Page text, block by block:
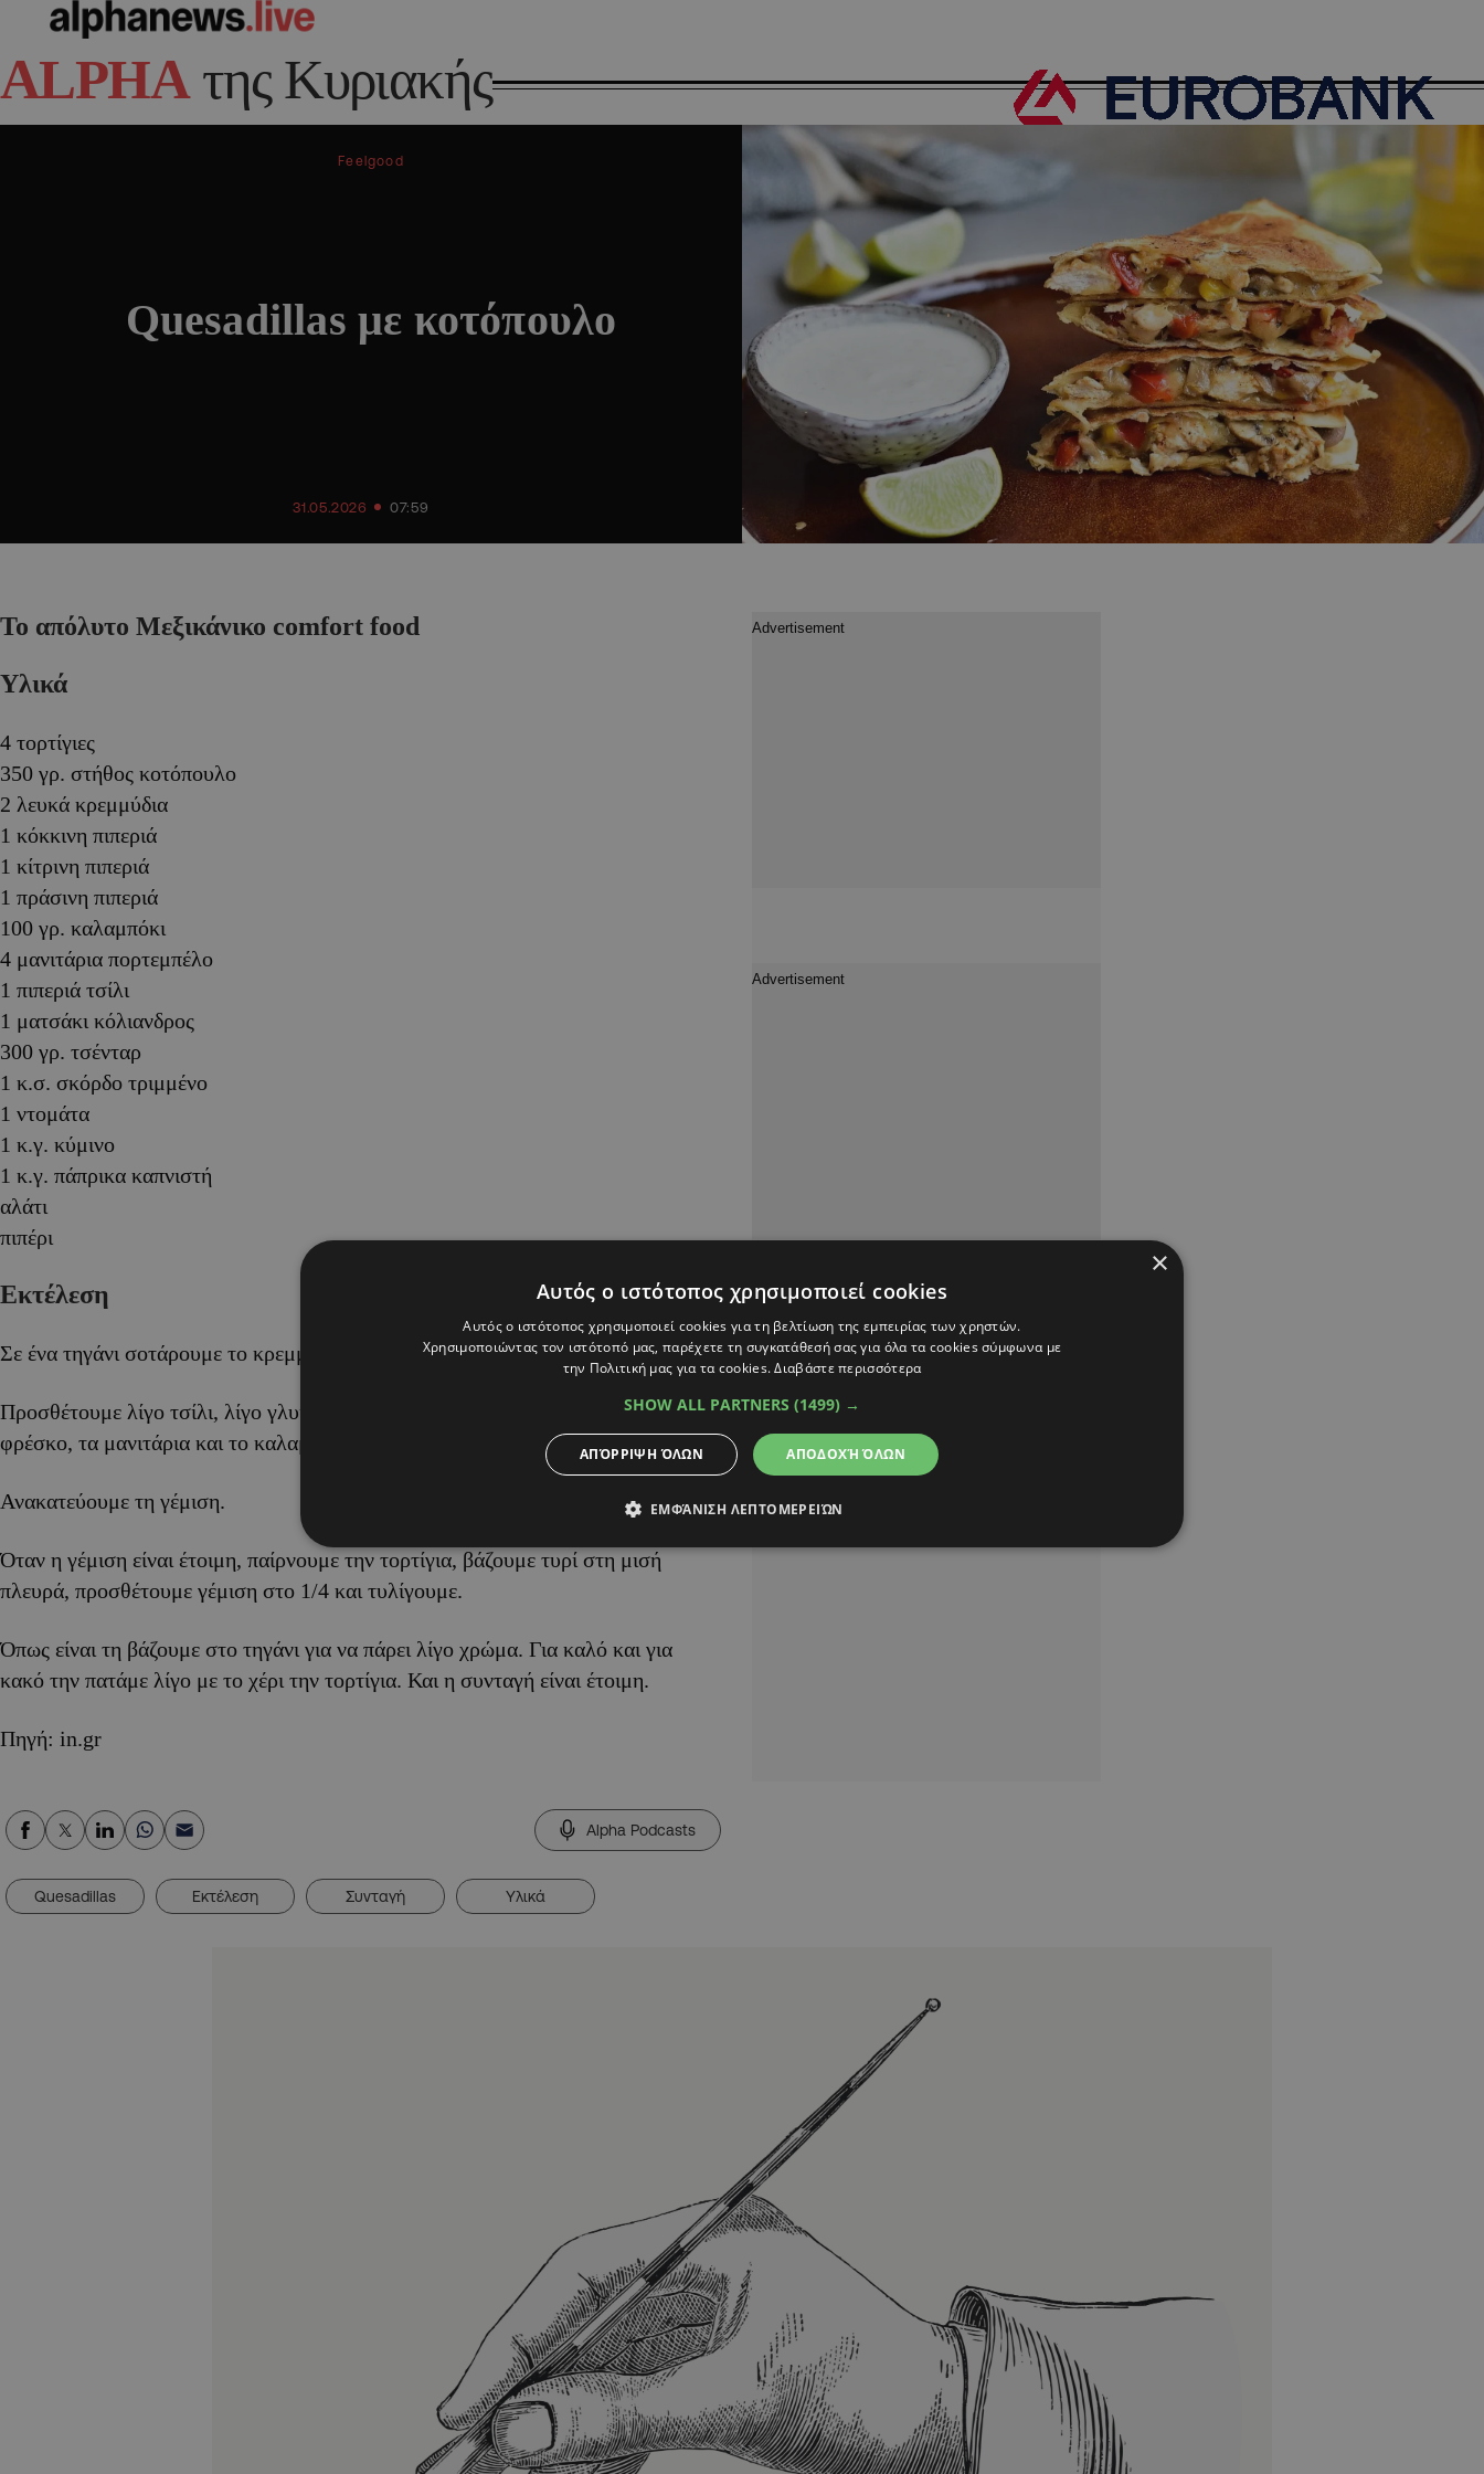
ALPHAτης Κυριακής
Feelgood
Quesadillas με κοτόπουλο
31.05.2026 07:59
Το απόλυτο Μεξικάνικο comfort food
Υλικά
4 τορτίγιες
350 γρ. στήθος κοτόπουλο
2 λευκά κρεμμύδια
1 κόκκινη πιπεριά
1 κίτρινη πιπεριά
1 πράσινη πιπεριά
100 γρ. καλαμπόκι
4 μανιτάρια πορτεμπέλο
1 πιπεριά τσίλι
1 ματσάκι κόλιανδρος
300 γρ. τσένταρ
1 κ.σ. σκόρδο τριμμένο
1 ντομάτα
1 κ.γ. κύμινο
1 κ.γ. πάπρικα καπνιστή
αλάτι
πιπέρι
Εκτέλεση
Σε ένα τηγάνι σοτάρουμε το κρεμμύδι, τις πιπεριές και το κοτόπουλο.
Προσθέτουμε λίγο τσίλι, λίγο γλυκό πιπέρι, λίγο κόλιανδρο ξερό και λίγο
φρέσκο, τα μανιτάρια και το καλαμπόκι.
Ανακατεύουμε τη γέμιση.
Όταν η γέμιση είναι έτοιμη, παίρνουμε την τορτίγια, βάζουμε τυρί στη μισή
πλευρά, προσθέτουμε γέμιση στο 1/4 και τυλίγουμε.
Όπως είναι τη βάζουμε στο τηγάνι για να πάρει λίγο χρώμα. Για καλό και για
κακό την πατάμε λίγο με το χέρι την τορτίγια. Και η συνταγή είναι έτοιμη.
Πηγή: in.gr
Alpha Podcasts
Quesadillas Εκτέλεση Συνταγή Υλικά
×
Αυτός ο ιστότοπος χρησιμοποιεί cookies
Αυτός ο ιστότοπος χρησιμοποιεί cookies για τη βελτίωση της εμπειρίας των χρηστών.
Χρησιμοποιώντας τον ιστότοπό μας, παρέχετε τη συγκατάθεσή σας για όλα τα cookies σύμφωνα με
την Πολιτική μας για τα cookies.Διαβάστε περισσότερα
SHOW ALL PARTNERS (1499) →
ΑΠΟΔΟΧΉ ΌΛΩΝ
ΑΠΌΡΡΙΨΗ ΌΛΩΝ
ΕΜΦΆΝΙΣΗ ΛΕΠΤΟΜΕΡΕΙΏΝ